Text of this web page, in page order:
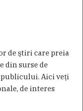
de ştiri care preia
din surse de
publicului. Aici veţi
de interes